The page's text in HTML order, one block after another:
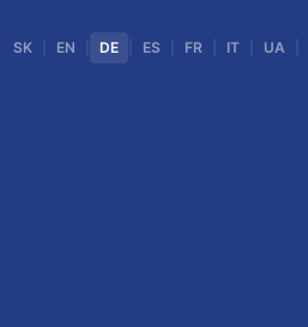
SK EN DE ES FR IT UA